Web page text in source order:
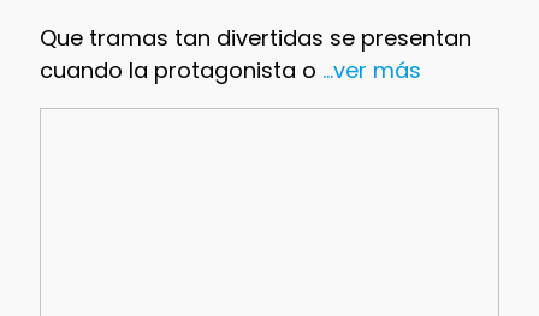
Que tramas tan divertidas se presentan
cuando la protagonista o ...ver más